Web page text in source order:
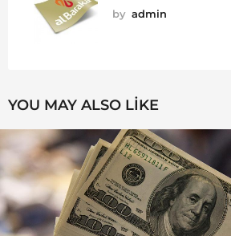
by admin
YOU MAY ALSO LIKE